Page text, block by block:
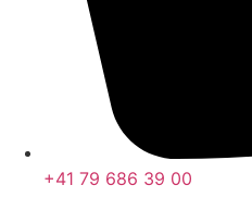
+41 79 686 39 00